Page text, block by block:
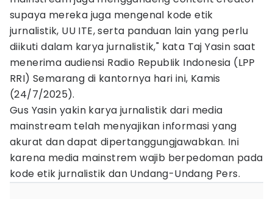
supaya mereka juga mengenal kode etik
jurnalistik, UU ITE, serta panduan lain yang perlu
diikuti dalam karya jurnalistik," kata Taj Yasin saat
menerima audiensi Radio RepubIik Indonesia (LPP
RRI) Semarang di kantornya hari ini, Kamis
(24/7/2025).
Gus Yasin yakin karya jurnalistik dari media
mainstream telah menyajikan informasi yang
akurat dan dapat dipertanggungjawabkan. Ini
karena media mainstrem wajib berpedoman pada
kode etik jurnalistik dan Undang-Undang Pers.